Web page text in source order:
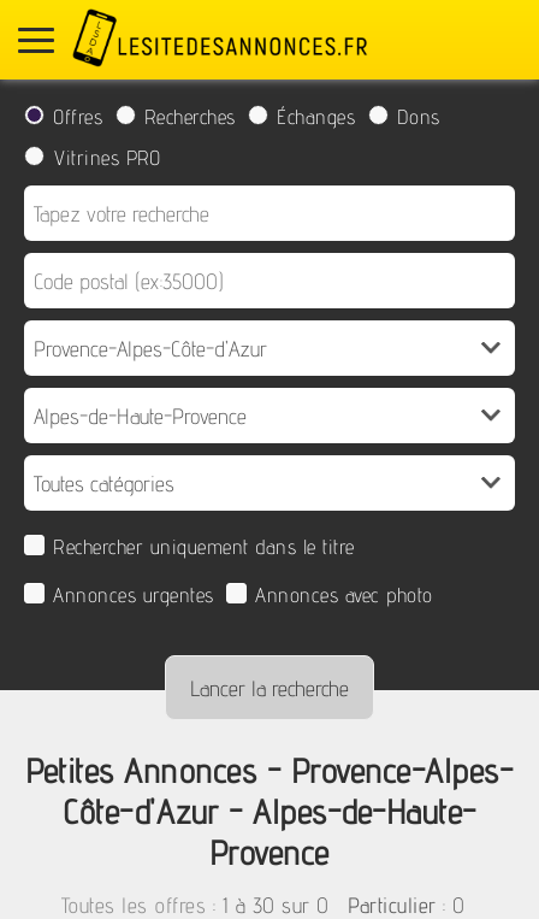
Offres Recherches Échanges
Dons
Vitrines PRO
Rechercher uniquement dans le titre
Annonces urgentes
Annonces avec photo
Petites Annonces - Provence-Alpes-
Côte-d'Azur - Alpes-de-Haute-
Provence
Toutes les offres : 1 à 30 sur 0 Particulier : 0